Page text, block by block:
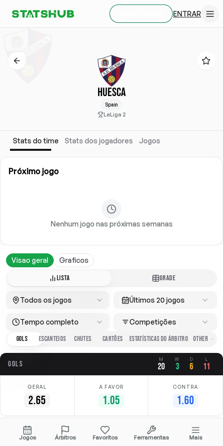
ENTRAR
HUESCA
Spain
LaLiga 2
Stats do time Stats dos jogadores Jogos
Próximo jogo
Nenhum jogo nas próximas semanas
Visao geral Graficos
LISTA GRADE
Todos os jogos Últimos 20 jogos
Tempo completo
Competições
GOLS
ESCANTEIOS CHUTES CARTÕES ESTATÍSTICAS DO ÁRBITRO
GOLS M
20
W
3
D
6
L
11
GERAL
2.65
A FAVOR
1.05
CONTRA
1.60
Casa Fora Competição
Jogos Árbitros Favoritos Ferramentas Mais